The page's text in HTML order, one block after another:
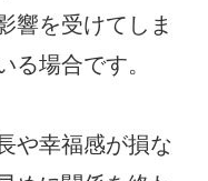
響を受けてしま
る場合です。
や幸福感が損な